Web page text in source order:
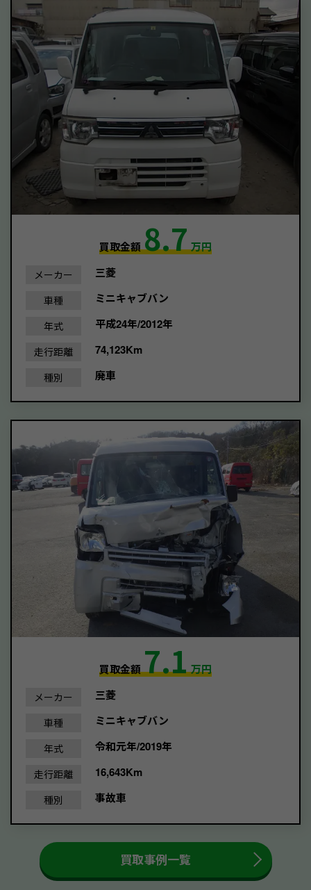
買取金額8.7万円
メーカー 三菱
車種 ミニキャブバン
年式 平成24年/2012年
走行距離 74,123Km
種別 廃車
買取金額7.1万円
メーカー 三菱
車種 ミニキャブバン
年式 令和元年/2019年
走行距離 16,643Km
種別 事故車
買取事例一覧